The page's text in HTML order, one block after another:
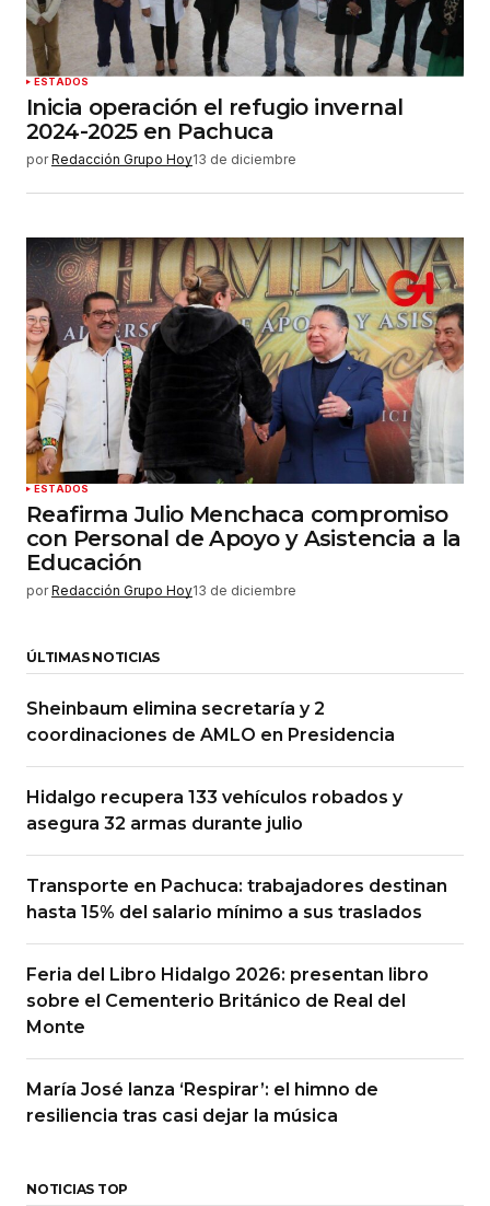
ESTADOS
Inicia operación el refugio invernal
2024-2025 en Pachuca
por Redacción Grupo Hoy13 de diciembre
ESTADOS
Reafirma Julio Menchaca compromiso
con Personal de Apoyo y Asistencia a la
Educación
por Redacción Grupo Hoy13 de diciembre
ÚLTIMAS NOTICIAS
Sheinbaum elimina secretaría y 2
coordinaciones de AMLO en Presidencia
Hidalgo recupera 133 vehículos robados y
asegura 32 armas durante julio
Transporte en Pachuca: trabajadores destinan
hasta 15% del salario mínimo a sus traslados
Feria del Libro Hidalgo 2026: presentan libro
sobre el Cementerio Británico de Real del
Monte
María José lanza ‘Respirar’: el himno de
resiliencia tras casi dejar la música
NOTICIAS TOP